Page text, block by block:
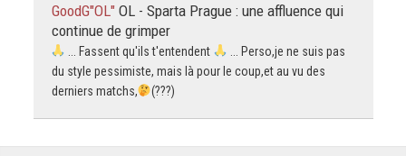
GoodG"OL" OL - Sparta Prague : une affluence qui
continue de grimper
... Fassent qu'ils t'entendent
... Perso,je ne suis pas
du style pessimiste, mais là pour le coup,et au vu des
derniers matchs,
(???)